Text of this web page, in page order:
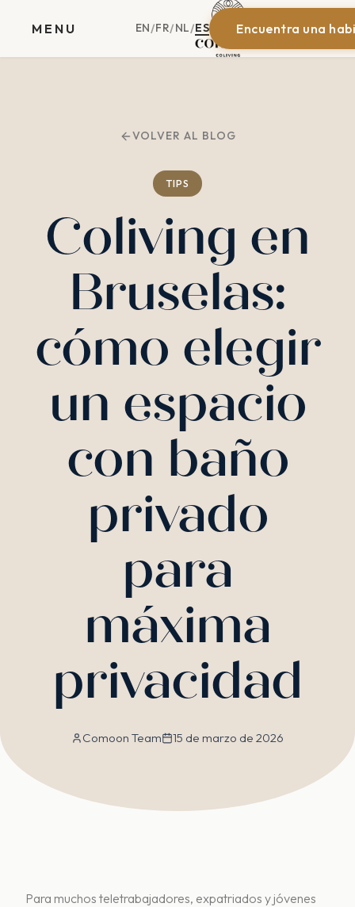
MENU EN/FR/NL/ES Encuentra una
VOLVER AL BLOG
TIPS
Coliving en
Bruselas:
cómo elegir
un espacio
con baño
privado
para
máxima
privacidad
Comoon Team 15 de marzo de 2026
Para muchos teletrabajadores, expatriados y jóvenes